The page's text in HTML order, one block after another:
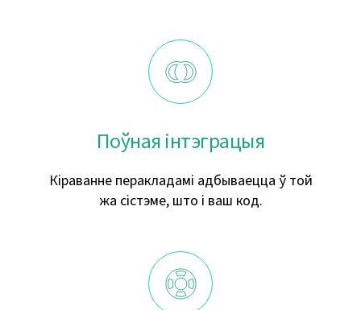
Поўная інтэграцыя
Кіраванне перакладамі адбываецца ў той
жа сістэме, што і ваш код.